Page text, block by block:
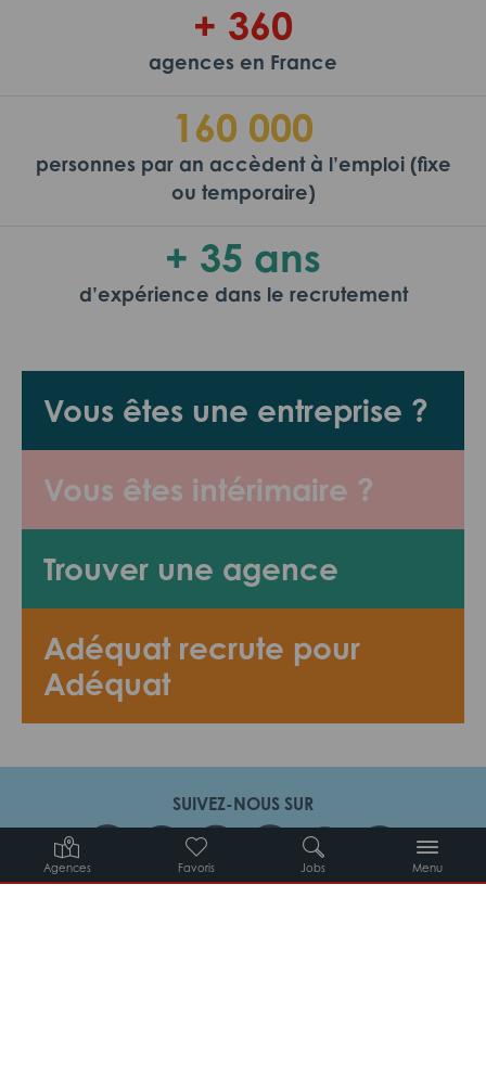
Agences Favoris Jobs Menu
Vous êtes une entreprise ?
Vous êtes intérimaire ?
Trouver une agence
Adéquat recrute pour
Adéquat
+ 360
agences en France
160 000
personnes par an accèdent à l’emploi (fixe
ou temporaire)
+ 35 ans
d’expérience dans le recrutement
SUIVEZ-NOUS SUR